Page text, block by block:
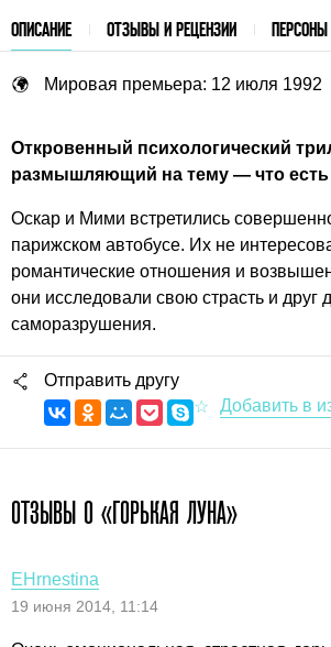
ОПИСАНИЕ ОТЗЫВЫ И РЕЦЕНЗИИ ПЕРСОНЫ
Мировая премьера: 12 июля 1992
Откровенный психологический
размышляющий на тему — что
Оскар и Мими встретились
парижском автобусе. Их не
романтические отношения и
они исследовали свою страсть и друг
саморазрушения.
Отправить другу
ОТЗЫВЫ О «ГОРЬКАЯ ЛУНА»
EHrnestina
19 июня 2014, 11:14